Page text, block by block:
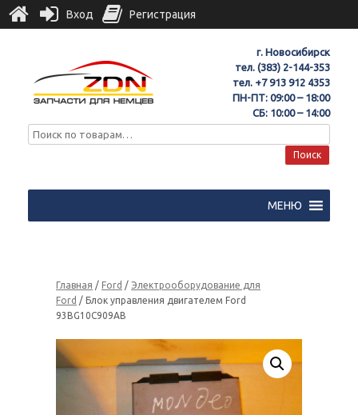
г. Новосибирск
тел. (383) 2-144-353
тел. +7 913 912 4353
ПН-ПТ: 09:00 – 18:00
СБ: 10:00 – 14:00
Поиск
МЕНЮ
Главная / Ford / Электрооборудование для
Ford / Блок управления двигателем Ford
93BG10C909AB
Вход Регистрация